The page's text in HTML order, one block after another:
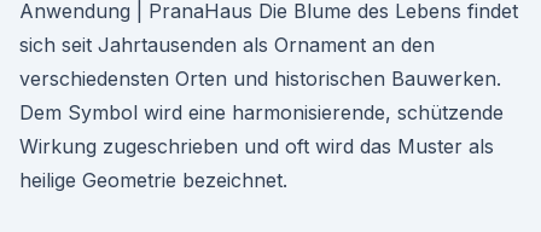
Anwendung | PranaHaus Die Blume des Lebens findet
sich seit Jahrtausenden als Ornament an den
verschiedensten Orten und historischen Bauwerken.
Dem Symbol wird eine harmonisierende, schützende
Wirkung zugeschrieben und oft wird das Muster als
heilige Geometrie bezeichnet.